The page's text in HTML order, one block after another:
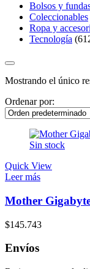
Bolsos y
Coleccionables
Ropa y
Tecnología
Mostrando el único
Ordenar por:
Sin stock
Quick View
Leer más
Mother
$145.743
Envíos